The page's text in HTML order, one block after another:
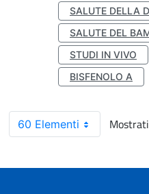
SALUTE DELLA
SALUTE DEL
STUDI IN VIVO
BISFENOLO A
60 Elementi